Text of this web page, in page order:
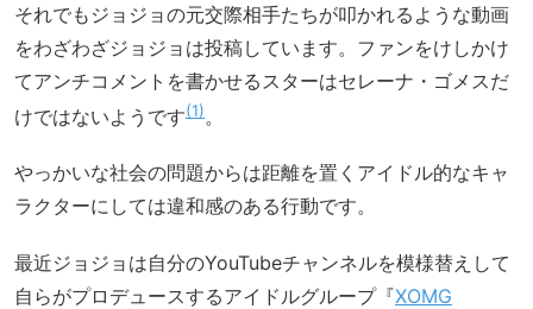
それでもジョジョの元交際相手たちが叩かれるような動画
をわざわざジョジョは投稿しています。ファンをけしかけ
てアンチコメントを書かせるスターはセレーナ・ゴメスだ
けではないようです 1 。
やっかいな社会の問題からは距離を置くアイドル的なキャ
ラクターにしては違和感のある行動です。
最近ジョジョは自分のYouTubeチャンネルを模様替えして
自らがプロデュースするアイドルグループ『XOMG